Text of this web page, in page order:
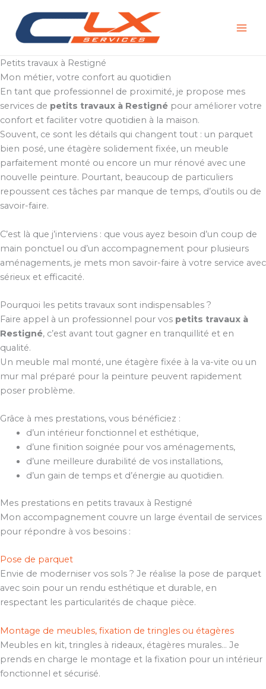
contenu
Petits travaux à Restigné
Mon métier, votre confort au quotidien
En tant que professionnel de proximité, je propose mes
services de petits travaux à Restigné pour améliorer votre
confort et faciliter votre quotidien à la maison.
Souvent, ce sont les détails qui changent tout : un parquet
bien posé, une étagère solidement fixée, un meuble
parfaitement monté ou encore un mur rénové avec une
nouvelle peinture. Pourtant, beaucoup de particuliers
repoussent ces tâches par manque de temps, d’outils ou de
savoir-faire.
C’est là que j’interviens : que vous ayez besoin d’un coup de
main ponctuel ou d’un accompagnement pour plusieurs
aménagements, je mets mon savoir-faire à votre service avec
sérieux et efficacité.
Pourquoi les petits travaux sont indispensables ?
Faire appel à un professionnel pour vos petits travaux à
Restigné, c’est avant tout gagner en tranquillité et en
qualité.
Un meuble mal monté, une étagère fixée à la va-vite ou un
mur mal préparé pour la peinture peuvent rapidement
poser problème.
Grâce à mes prestations, vous bénéficiez :
d’un intérieur fonctionnel et esthétique,
d’une finition soignée pour vos aménagements,
d’une meilleure durabilité de vos installations,
d’un gain de temps et d’énergie au quotidien.
Mes prestations en petits travaux à Restigné
Mon accompagnement couvre un large éventail de services
pour répondre à vos besoins :
Pose de parquet
Envie de moderniser vos sols ? Je réalise la pose de parquet
avec soin pour un rendu esthétique et durable, en
respectant les particularités de chaque pièce.
Montage de meubles, fixation de tringles ou étagères
Meubles en kit, tringles à rideaux, étagères murales… Je
prends en charge le montage et la fixation pour un intérieur
fonctionnel et sécurisé.